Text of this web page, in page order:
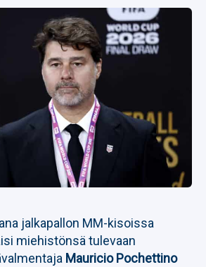
jalkapallon MM-kisoissa
miehistönsä tulevaan
Mauricio Pochettino